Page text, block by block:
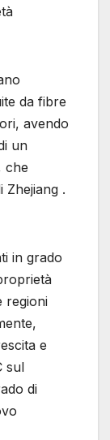
da fibre
avendo
un
che
Zhejiang .
in grado
regioni
e
sul
di